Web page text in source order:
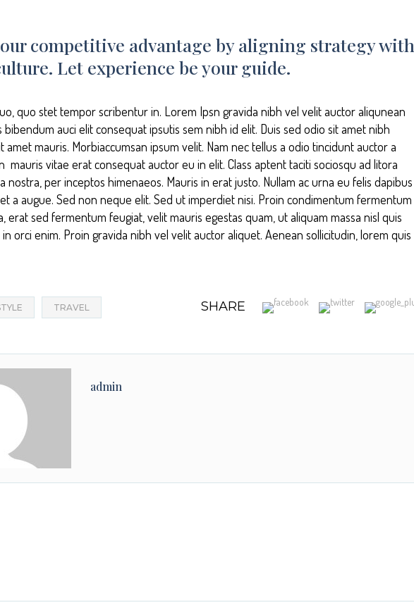
competitive advantage by aligning strategy with
Let experience be your guide.
quo stet tempor scribentur in. Lorem Ipsn gravida nibh vel velit auctor aliqunean
auci elit consequat ipsutis sem nibh id elit. Duis sed odio sit amet nibh
amet mauris. Morbiaccumsan ipsum velit. Nam nec tellus a odio tincidunt auctor a
mauris vitae erat consequat auctor eu in elit. Class aptent taciti sociosqu ad litora
per inceptos himenaeos. Mauris in erat justo. Nullam ac urna eu felis dapibus
a augue. Sed non neque elit. Sed ut imperdiet nisi. Proin condimentum fermentum
erat sed fermentum feugiat, velit mauris egestas quam, ut aliquam massa nisl quis
orci enim. Proin gravida nibh vel velit auctor aliquet. Aenean sollicitudin, lorem quis
TRAVEL SHARE
admin